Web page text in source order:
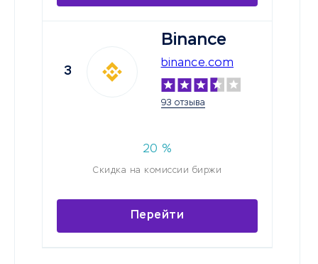
3
Binance
binance.com
93 отзыва
20 %
Скидка на комиссии биржи
Перейти